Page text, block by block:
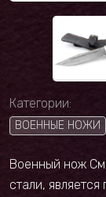
Категории:
ВОЕННЫЕ НОЖИ
Военный нож
стали,